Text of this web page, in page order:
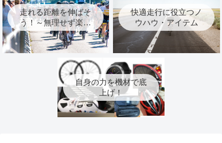
走れる距離を伸ばそ
う！～無理せず楽し
くトレーニング～
快適走行に役立つノ
ウハウ・アイテム
自身の力を機材で底
上げ！